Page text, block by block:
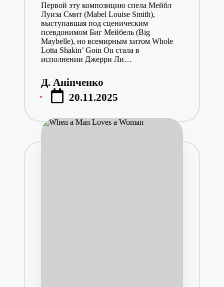
Первой эту композицию спела Мейбл
Луиза Смит (Mabel Louise Smith),
выступавшая под сценическим
псевдонимом Биг Мейбель (Big
Maybelle), но всемирным хитом Whole
Lotta Shakin’ Goin On стала в
исполнении Джерри Ли…
Posted
by
Д. Аніпченко
20.11.2025